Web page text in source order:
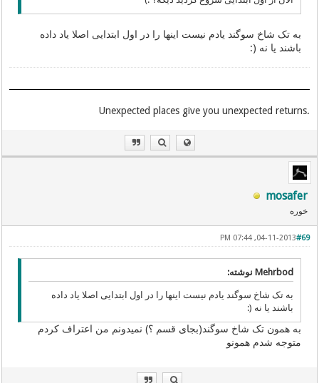
به تک شاخ سوگند یادم نیست اینها را در اول ابتدایی اصلا یاد داده
باشند یا نه (:
.Unexpected places give you unexpected returns
mosafer
خوره
#69
04-11-2013, 07:44 PM
Mehrbod نوشته:
به تک شاخ سوگند یادم نیست اینها را در اول ابتدایی اصلا یاد داده
باشند یا نه (:
به همون تک شاخ سوگند(بجای قسم ؟) نمیدونم من اعتراف کردم
متوجه شدم همونو